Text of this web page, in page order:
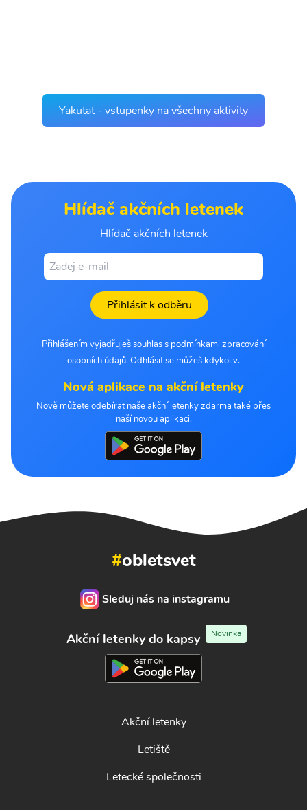
Yakutat - vstupenky na všechny aktivity
Hlídač akčních letenek
Hlídač akčních letenek
Přihlásit k odběru
Přihlášením vyjadřuješ souhlas s podmínkami zpracování
osobních údajů. Odhlásit se můžeš kdykoliv.
Nová aplikace na akční letenky
Nově můžete odebírat naše akční letenky zdarma také přes
naší novou aplikaci.
#obletsvet
Sleduj nás na instagramu
Akční letenky do kapsy Novinka
Akční letenky
Letiště
Letecké společnosti